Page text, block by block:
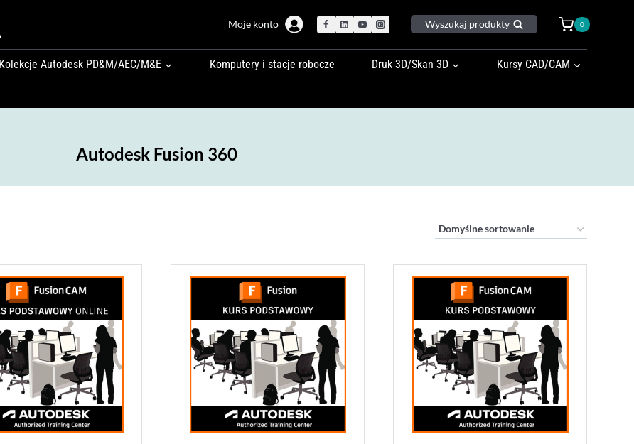
Moje konto Wyszukaj produkty 0
Kolekcje Autodesk PD&M/AEC/M&E Komputery i stacje robocze Druk 3D/Skan 3D Kursy CAD/CAM
Autodesk Fusion 360